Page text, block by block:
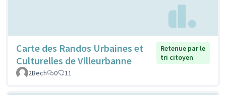
Carte des Randos Urbaines et
Culturelles de Villeurbanne
Retenue par le
tri citoyen
2Bech
0 11